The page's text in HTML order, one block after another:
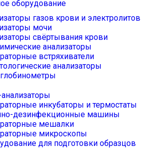
оборудование
газов крови и электролитов
мочи
свёртывания крови
анализаторы
встряхиватели
анализаторы
инкубаторы и термостаты
дезинфекционные машины
мешалки
микроскопы
для подготовки образцов